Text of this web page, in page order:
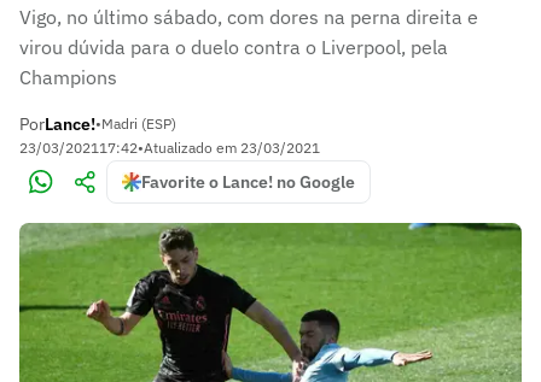
Vigo, no último sábado, com dores na perna direita e
virou dúvida para o duelo contra o Liverpool, pela
Champions
PorLance!•Madri (ESP)
23/03/202117:42•Atualizado em 23/03/2021
Favorite o Lance! no Google